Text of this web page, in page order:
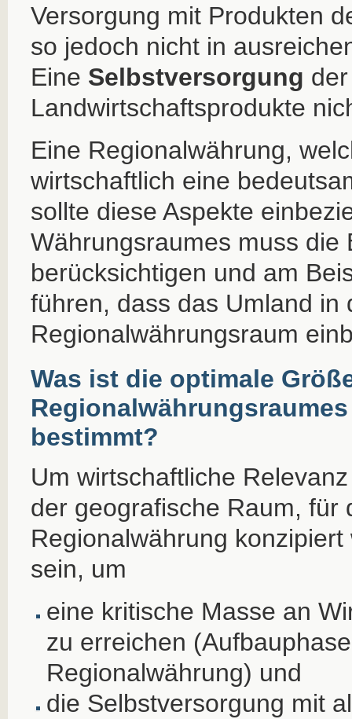
Versorgung mit Produkten
so jedoch nicht in
Eine Selbstversorgung
Landwirtschaftsprodukte
Eine Regionalwährung,
wirtschaftlich eine
sollte diese Aspekte
Währungsraumes muss die
berücksichtigen und am
führen, dass das Umland in
Regionalwährungsraum
Was ist die optimale
bestimmt?
Um wirtschaftliche
der geografische Raum, für
Regionalwährung
sein, um
eine kritische Masse an
zu erreichen
Regionalwährung) und
die Selbstversorgung mit